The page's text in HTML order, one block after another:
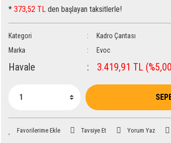
* 373,52 TL den başlayan taksitlerle!
Kategori
Kadro Çantası
Marka
Evoc
Havale 3.419,91 TL
Tavsiye Et Yorum Yaz